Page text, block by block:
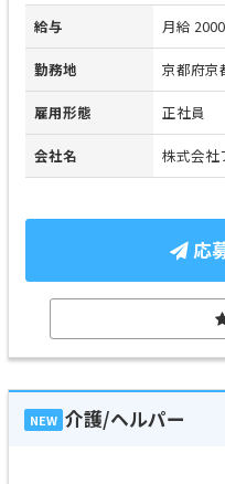
給与 月給
勤務地 京都府京
雇用形態 正社員
会社名 株式会社
応
NEW 介護/ヘルパー